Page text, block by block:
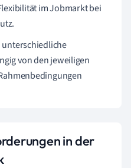
im Jobmarkt bei
unterschiedliche
von den jeweiligen
in der